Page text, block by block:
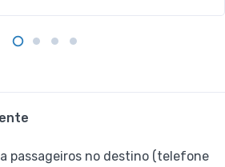
passageiros no destino (telefone